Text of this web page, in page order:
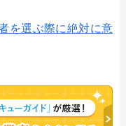
を選ぶ際に絶対に意